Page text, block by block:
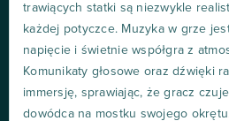
trawiących statki są niezwykle
każdej potyczce. Muzyka w grze
napięcie i świetnie współgra z
Komunikaty głosowe oraz dźwięki
immersję, sprawiając, że gracz
dowódca na mostku swojego okrętu.